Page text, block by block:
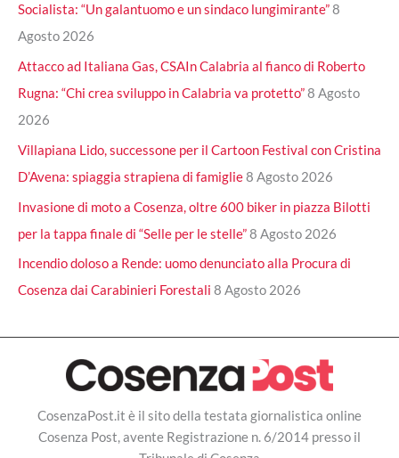
Socialista: “Un galantuomo e un sindaco lungimirante”8
Agosto 2026
Attacco ad Italiana Gas, CSAIn Calabria al fianco di Roberto
Rugna: “Chi crea sviluppo in Calabria va protetto”8 Agosto
2026
Villapiana Lido, successone per il Cartoon Festival con Cristina
D’Avena: spiaggia strapiena di famiglie8 Agosto 2026
Invasione di moto a Cosenza, oltre 600 biker in piazza Bilotti
per la tappa finale di “Selle per le stelle”8 Agosto 2026
Incendio doloso a Rende: uomo denunciato alla Procura di
Cosenza dai Carabinieri Forestali 8 Agosto 2026
CosenzaPost.it è il sito della testata giornalistica online
Cosenza Post, avente Registrazione n. 6/2014 presso il